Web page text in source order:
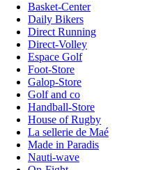
Basket-Center
Daily Bikers
Direct Running
Direct-Volley
Espace Golf
Foot-Store
Galop-Store
Golf and co
Handball-Store
House of Rugby
La sellerie de Maé
Made in Paradis
Nauti-wave